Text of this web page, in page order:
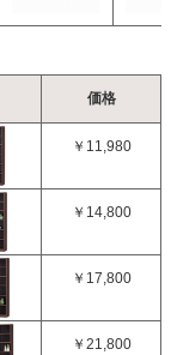
価格
￥11,980
￥14,800
￥17,800
￥21,800